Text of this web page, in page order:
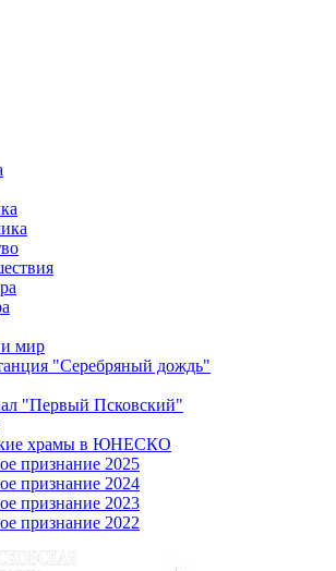
мир
"Серебряный дождь"
"Первый Псковский"
храмы в ЮНЕСКО
признание 2025
признание 2024
признание 2023
признание 2022